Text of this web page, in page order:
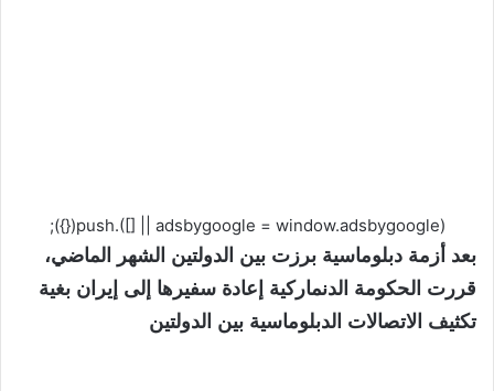
(adsbygoogle = window.adsbygoogle || []).push({});
بعد أزمة دبلوماسية برزت بين الدولتين الشهر الماضي،
قررت الحكومة الدنماركية إعادة سفيرها إلى إيران بغية
تكثيف الاتصالات الدبلوماسية بين الدولتين